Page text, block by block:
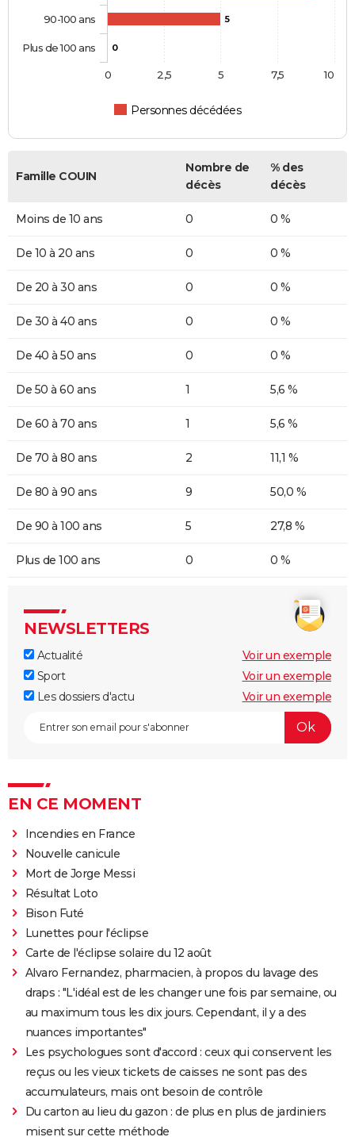
5
0
Personnes décédées
90-100 ans
Plus de 100 ans
0 10
2,5 5 7,5
Famille COUIN
Nombre de
décès
% des
décès
Moins de 10 ans 0 0 %
De 10 à 20 ans 0 0 %
De 20 à 30 ans 0 0 %
De 30 à 40 ans 0 0 %
De 40 à 50 ans 0 0 %
De 50 à 60 ans 1 5,6 %
De 60 à 70 ans 1 5,6 %
De 70 à 80 ans 2 11,1 %
De 80 à 90 ans 9 50,0 %
De 90 à 100 ans 5 27,8 %
Plus de 100 ans 0 0 %
NEWSLETTERS
Actualité
Voir un exemple
Sport
Voir un exemple
Les dossiers d'actu
Voir un exemple
EN CE MOMENT
Incendies en France
Nouvelle canicule
Mort de Jorge Messi
Résultat Loto
Bison Futé
Lunettes pour l'éclipse
Carte de l'éclipse solaire du 12 août
Alvaro Fernandez, pharmacien, à propos du lavage des
draps : "L'idéal est de les changer une fois par semaine, ou
au maximum tous les dix jours. Cependant, il y a des
nuances importantes"
Les psychologues sont d'accord : ceux qui conservent les
reçus ou les vieux tickets de caisses ne sont pas des
accumulateurs, mais ont besoin de contrôle
Du carton au lieu du gazon : de plus en plus de jardiniers
misent sur cette méthode